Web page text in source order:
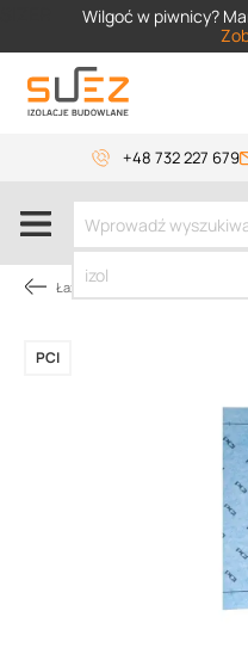
Wilgoć w piwnicy?
+48 732 227 679
Łazienka
PCI